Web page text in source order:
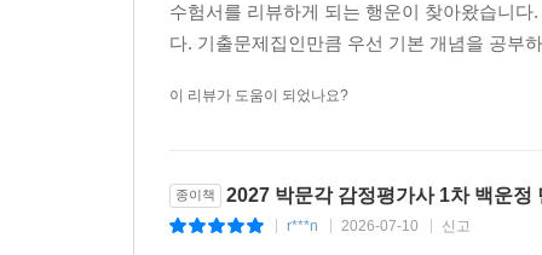
수험서를 리뷰하게 되는 행운이 찾아왔습니
다. 기출문제집인만큼 우선 기본 개념을 공부
이 리뷰가 도움이 되었나요?
종이책 2027 박문각 감정평가사 1차 백운정
r***n 2026-07-10 신고